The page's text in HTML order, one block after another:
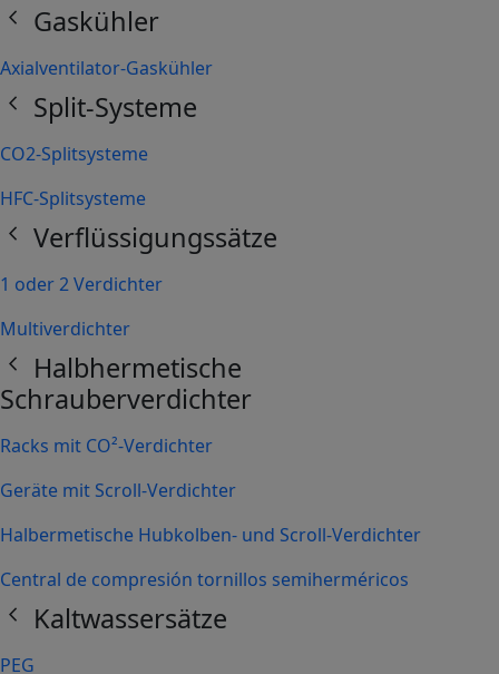
chevron_left Gaskühler
Axialventilator-Gaskühler
chevron_left Split-Systeme
CO2-Splitsysteme
HFC-Splitsysteme
chevron_left Verflüssigungssätze
1 oder 2 Verdichter
Multiverdichter
chevron_left
Halbhermetische
Schrauberverdichter
Racks mit CO²-Verdichter
Geräte mit Scroll-Verdichter
Halbermetische Hubkolben- und Scroll-Verdichter
Central de compresión tornillos semiherméricos
chevron_left Kaltwassersätze
PEG